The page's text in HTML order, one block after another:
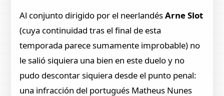
Al conjunto dirigido por el neerlandésArne Slot
(cuya continuidad tras el final de esta
temporada parece sumamente improbable) no
le salió siquiera una bien en este duelo y no
pudo descontar siquiera desde el punto penal:
una infracción del portugués Matheus Nunes